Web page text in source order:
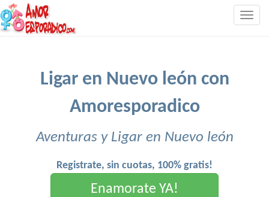
Ligar en Nuevo león con
Amoresporadico
Aventuras y Ligar en Nuevo león
Registrate, sin cuotas, 100% gratis!
Enamorate YA!